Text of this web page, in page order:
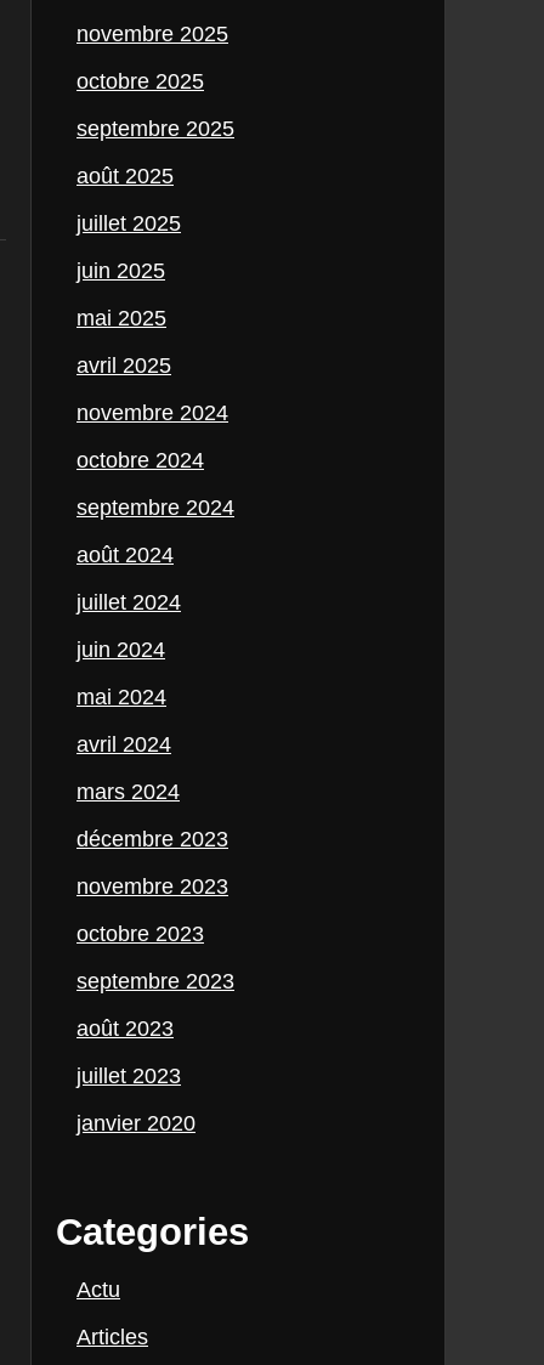
novembre 2025
octobre 2025
septembre 2025
août 2025
juillet 2025
juin 2025
mai 2025
avril 2025
novembre 2024
octobre 2024
septembre 2024
août 2024
juillet 2024
juin 2024
mai 2024
avril 2024
mars 2024
décembre 2023
novembre 2023
octobre 2023
septembre 2023
août 2023
juillet 2023
janvier 2020
Categories
Actu
Articles